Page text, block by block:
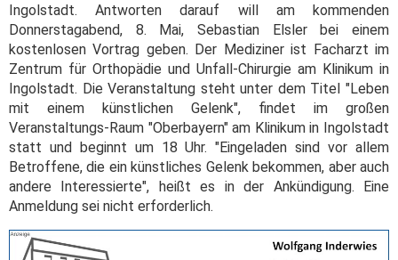
Ingolstadt. Antworten darauf will am kommenden
Donnerstagabend, 8. Mai, Sebastian Elsler bei einem
kostenlosen Vortrag geben. Der Mediziner ist Facharzt im
Zentrum für Orthopädie und Unfall-Chirurgie am Klinikum in
Ingolstadt. Die Veranstaltung steht unter dem Titel "Leben
mit einem künstlichen Gelenk", findet im großen
Veranstaltungs-Raum "Oberbayern" am Klinikum in Ingolstadt
statt und beginnt um 18 Uhr. "Eingeladen sind vor allem
Betroffene, die ein künstliches Gelenk bekommen, aber auch
andere Interessierte", heißt es in der Ankündigung. Eine
Anmeldung sei nicht erforderlich.